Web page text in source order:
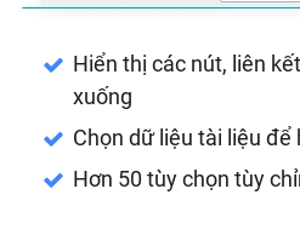
Hiển thị các nút, liên
xuống
Chọn dữ liệu tài liệu để
Hơn 50 tùy chọn tùy